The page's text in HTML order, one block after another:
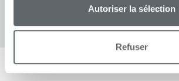
Autoriser la sélection
Refuser